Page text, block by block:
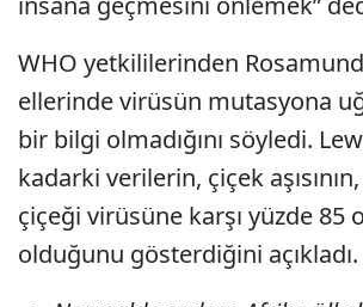
WHO yetkililerinden
ellerinde virüsün mutasyona
bir bilgi olmadığını söyledi.
kadarki verilerin, çiçek
çiçeği virüsüne karşı yüzde 85
olduğunu gösterdiğini açıkladı.